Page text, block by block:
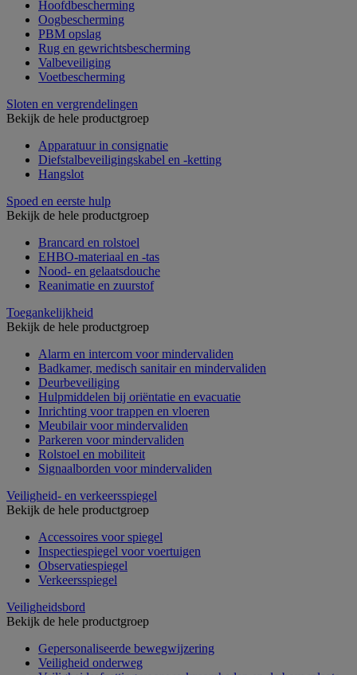
Hoofdbescherming
Oogbescherming
PBM opslag
Rug en gewrichtsbescherming
Valbeveiliging
Voetbescherming
Sloten en vergrendelingen
Bekijk de hele productgroep
Apparatuur in consignatie
Diefstalbeveiligingskabel en -ketting
Hangslot
Spoed en eerste hulp
Bekijk de hele productgroep
Brancard en rolstoel
EHBO-materiaal en -tas
Nood- en gelaatsdouche
Reanimatie en zuurstof
Toegankelijkheid
Bekijk de hele productgroep
Alarm en intercom voor mindervaliden
Badkamer, medisch sanitair en mindervaliden
Deurbeveiliging
Hulpmiddelen bij oriëntatie en evacuatie
Inrichting voor trappen en vloeren
Meubilair voor mindervaliden
Parkeren voor mindervaliden
Rolstoel en mobiliteit
Signaalborden voor mindervaliden
Veiligheid- en verkeersspiegel
Bekijk de hele productgroep
Accessoires voor spiegel
Inspectiespiegel voor voertuigen
Observatiespiegel
Verkeersspiegel
Veiligheidsbord
Bekijk de hele productgroep
Gepersonaliseerde bewegwijzering
Veiligheid onderweg